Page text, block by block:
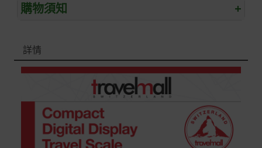
購物須知 +
本網站消費者享有商品到貨七天鑑賞期之權益(鑑賞期並非
試用期)。
到貨七天內消費者有權申請退貨或換貨；超過七天以上(含
假日)，恕無法辦理。
退回之商品必須是全新狀態且完整包裝(含商品、附件、包
裝、紙箱及所有附隨文件或資料)。
詳情